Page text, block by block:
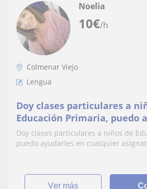
10€/h
Noelia
Colmenar Viejo
Lengua
Doy clases particulares a
Educación Primaria, puedo
cualquier asignatura que
Doy clases particulares a niños de
puedo ayudarles en cualquier
ver más